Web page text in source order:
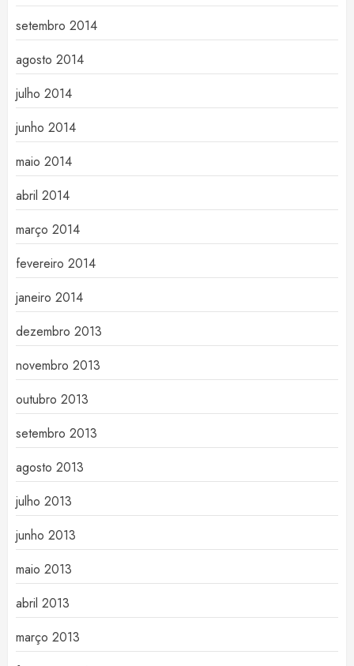
setembro 2014
agosto 2014
julho 2014
junho 2014
maio 2014
abril 2014
março 2014
fevereiro 2014
janeiro 2014
dezembro 2013
novembro 2013
outubro 2013
setembro 2013
agosto 2013
julho 2013
junho 2013
maio 2013
abril 2013
março 2013